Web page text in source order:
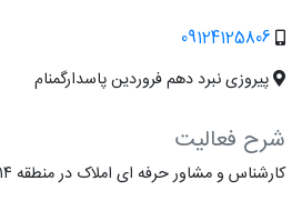
09124125806
پیروزی نبرد دهم فروردین پاسدارگمنام
شرح فعالیت
کارشناس و مشاور حرفه ای املاک در منطقه ۱۴